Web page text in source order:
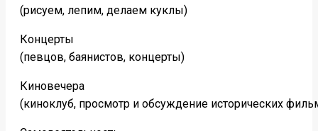
(рисуем, лепим, делаем куклы)
Концерты
(певцов, баянистов, концерты)
Киновечера
(киноклуб, просмотр и обсуждение исторических